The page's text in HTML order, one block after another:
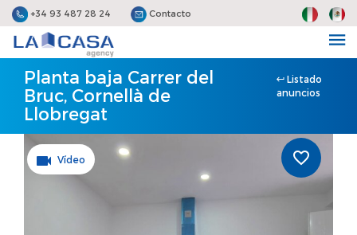
+34 93 487 28 24 Contacto
Planta baja Carrer del
Bruc, Cornellà de
Llobregat
Listado
anuncios
Vídeo